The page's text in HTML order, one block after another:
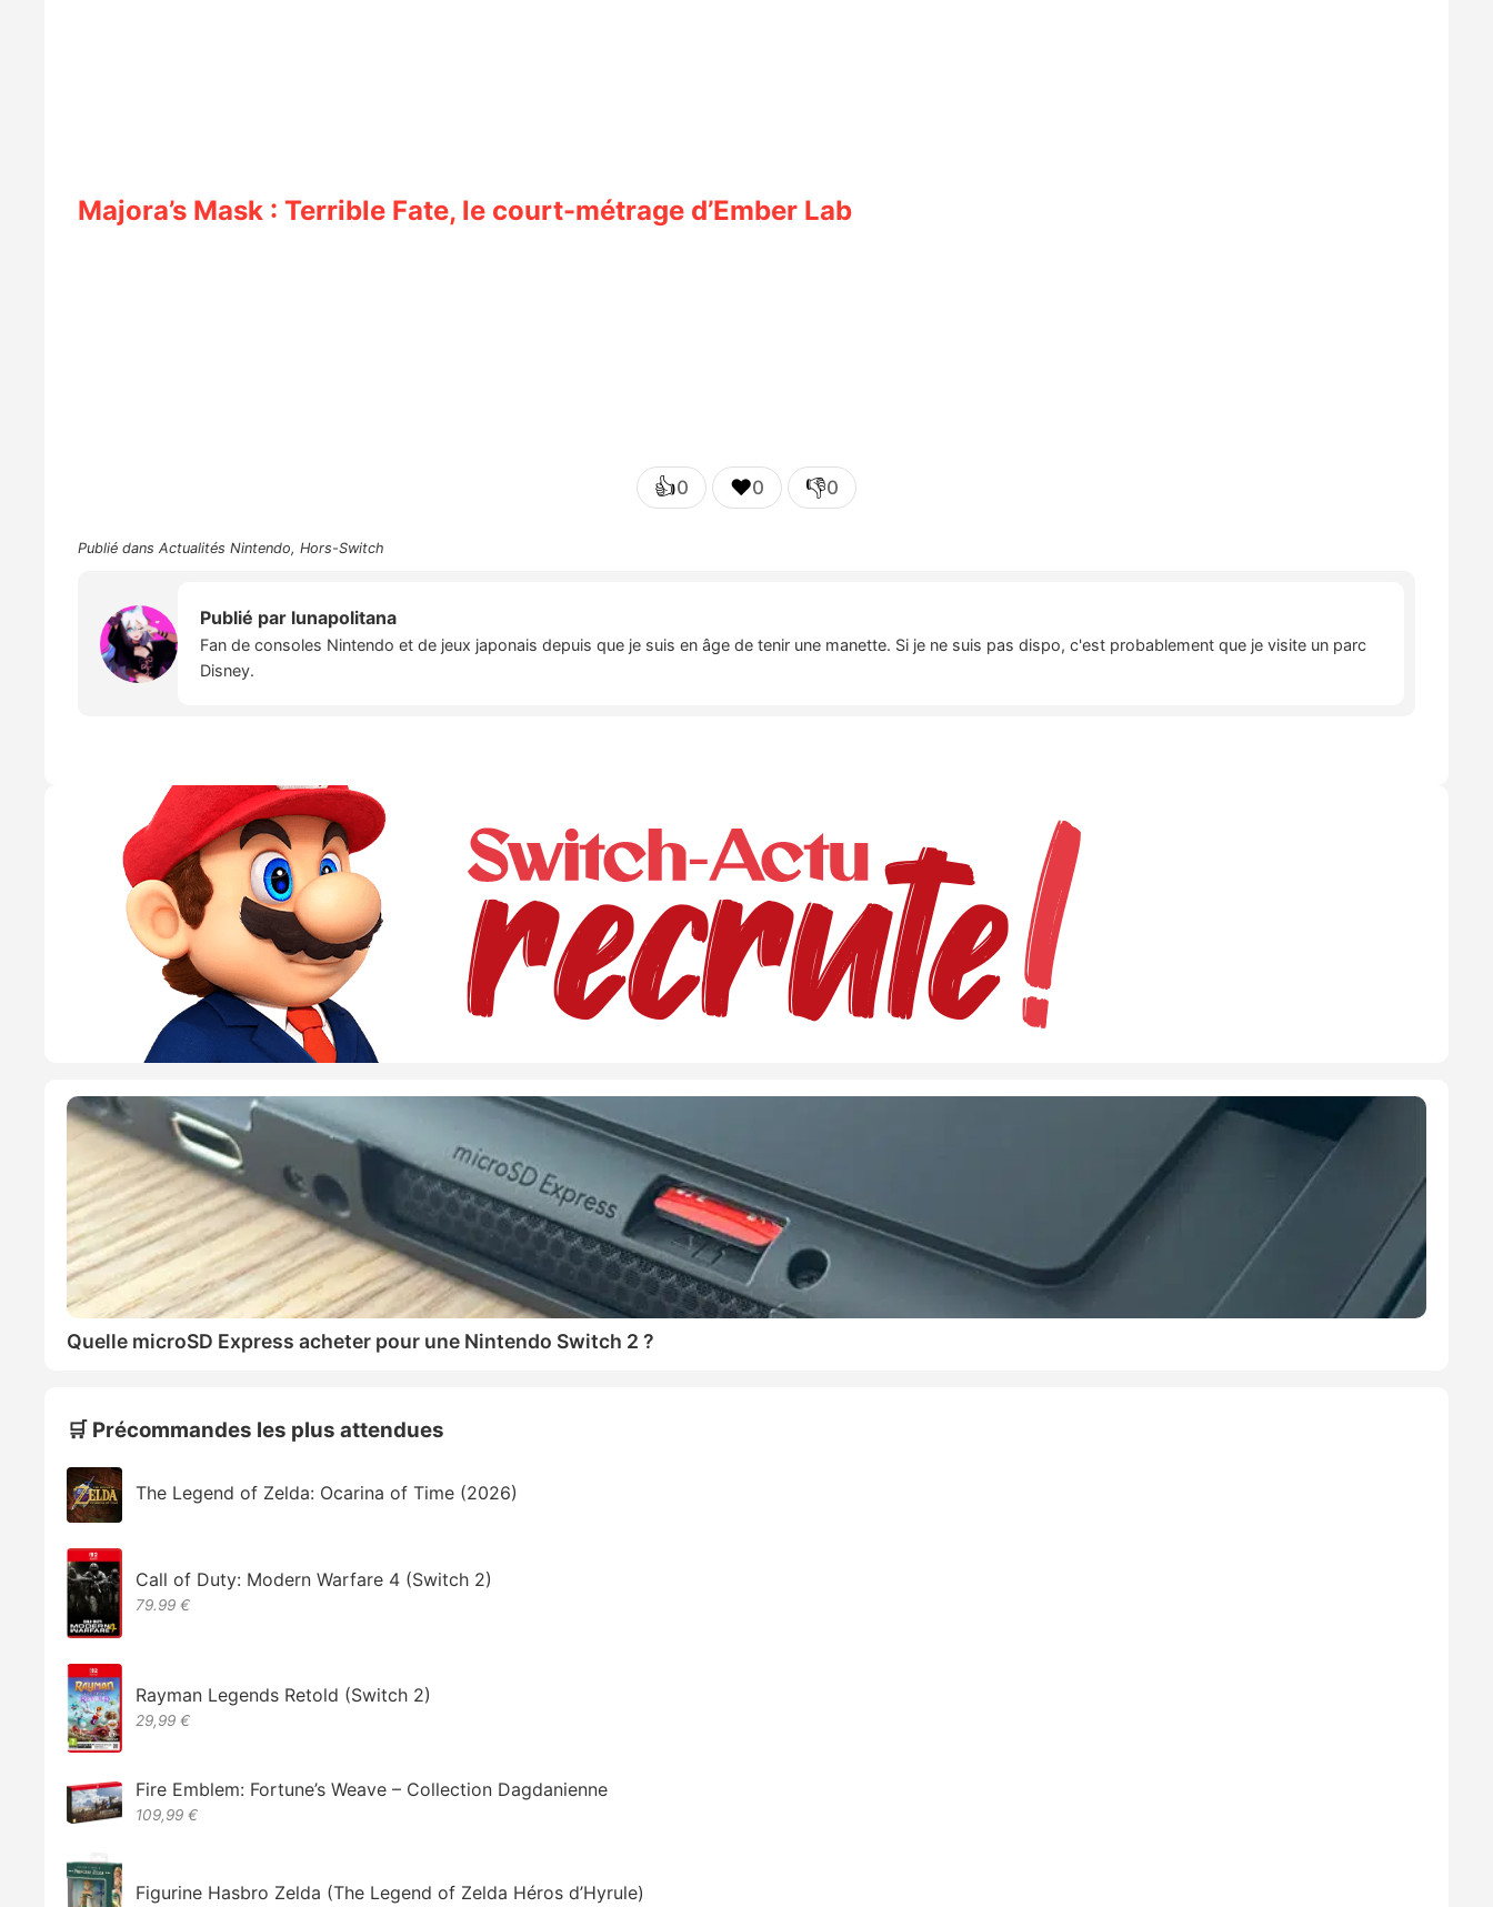
Majora’s Mask : Terrible Fate, le court-métrage d’Ember Lab
👍0 ❤️0 👎0
Publié dans Actualités Nintendo, Hors-Switch
Publié par lunapolitana
Fan de consoles Nintendo et de jeux japonais depuis que je suis en âge de tenir une manette. Si je ne suis pas dispo, c'est probablement que je visite un parc
Disney.
Quelle microSD Express acheter pour une Nintendo Switch 2 ?
🛒 Précommandes les plus attendues
The Legend of Zelda: Ocarina of Time (2026)
Call of Duty: Modern Warfare 4 (Switch 2)
79.99 €
Rayman Legends Retold (Switch 2)
29,99 €
Fire Emblem: Fortune’s Weave – Collection Dagdanienne
109,99 €
Figurine Hasbro Zelda (The Legend of Zelda Héros d’Hyrule)